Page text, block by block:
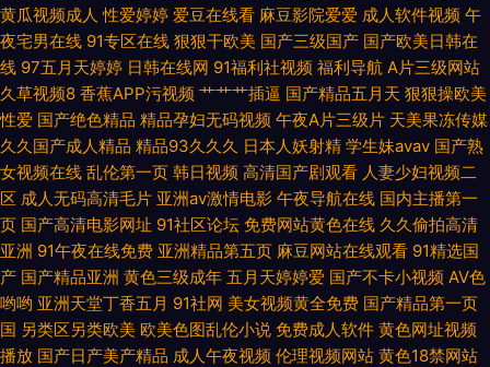
日逼 91夜夜撸福利视频 91少妇网视频在线 91经典免费视频 91se激情 亚洲
香蕉伊人 五月花成人网 天堂男人精品 亚州日韩视频 性欧美第三页 五月婷婷
蜜桃在线 色情在线观看91 欧美一二三 美欧日韩不卡在线色色 久草福利在线
免费 久久爱97 九九香焦影院 国产群内射一区二区 国产黑丝一区 大香蕉伊人
在线网 www超碰cn 91足交视频丝袜 91偷自网 91免费网页链接 91探花酒店
在线观看 91网站观看视频 91最新免费网址 91自都在线 91在线影音 92影院
91网网址在线观看 91蜜桃在线观看 91国产精品传媒电影 91清清视频 91色色
黄瓜视频成人 性爱婷婷 爱豆在线看 麻豆影院爱爱 成人软件视频 午
夜宅男在线 91专区在线 狠狠干欧美 国产三级国产 国产欧美日韩在
线 97五月天婷婷 日韩在线网 91福利社视频 福利导航 A片三级网站
久草视频8 香蕉APP污视频 艹艹艹插逼 国产精品五月天 狠狠操欧美
性爱 国产绝色精品 精品孕妇无码视频 午夜A片三级片 天美果冻传媒
久久国产成人精品 精品93久久久 日本人妖射精 学生妹avav 国产熟
女视频在线 乱伦第一页 韩日视频 高清国产剧观看 人妻少妇视频二
区 成人无码高清毛片 亚洲av激情电影 午夜导航在线 国内主播第一
页 国产高清电影网址 91社区论坛 免费网站黄色在线 久久偷拍高清
亚洲 91午夜在线免费 亚洲精品第五页 麻豆网站在线观看 91精选国
产 国产精品亚洲 黄色三级成年 五月天婷婷爱 国产不卡小视频 AV色
哟哟 亚洲天堂丁香五月 91社网 美女视频黄全免费 国产精品第一页
国 另类区另类欧美 欧美色图乱伦小说 免费成人软件 黄色网址视频
播放 国产日产美产精品 成人午夜视频 伦理视频网站 黄色18禁网站